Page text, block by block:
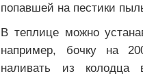
попавшей на пестики
В теплице можно
например, бочку на
наливать из